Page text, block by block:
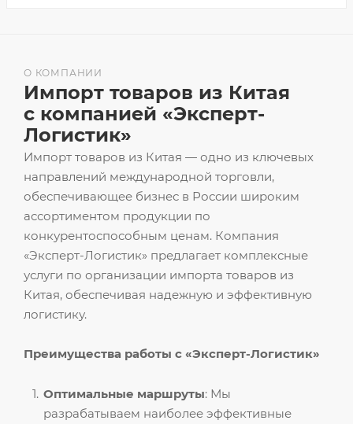
Импорт товаров из Китая — одно из ключевых
направлений международной торговли,
обеспечивающее бизнес в России широким
ассортиментом продукции по
конкурентоспособным ценам. Компания
«Эксперт-Логистик» предлагает комплексные
услуги по организации импорта товаров из
Китая, обеспечивая надежную и эффективную
логистику.
Преимущества работы с «Эксперт-Логистик»
Оптимальные маршруты: Мы
разрабатываем наиболее эффективные
О КОМПАНИИ
Импорт товаров из Китая
с компанией «Эксперт-
Логистик»